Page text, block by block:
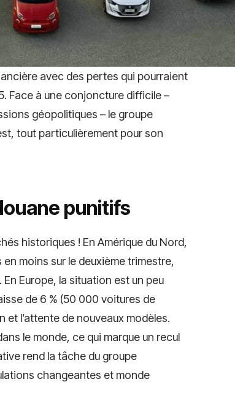
avec des pertes qui pourraient
Face à une conjoncture difficile –
géopolitiques – le groupe
tout particulièrement pour son
punitifs
historiques ! En Amérique du Nord,
moins sur le deuxième trimestre,
Europe, la situation est un peu
de 6 % (50 000 voitures de
l’attente de nouveaux modèles.
le monde, ce qui marque un recul
rend la tâche du groupe
changeantes et monde